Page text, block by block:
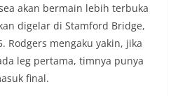
akan bermain lebih terbuka
digelar di Stamford Bridge,
Rodgers mengaku yakin, jika
leg pertama, timnya punya
final.